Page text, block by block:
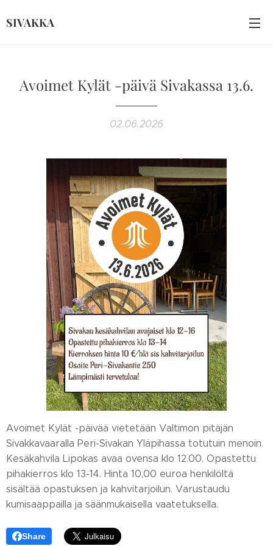
SIVAKKA
Avoimet Kylät -päivä Sivakassa 13.6.
02.06.2026
Avoimet Kylät -päivää vietetään Valtimon pitäjän
Sivakkavaaralla Peri-Sivakan Yläpihassa totutuin menoin.
Kesäkahvila Lipokas avaa ovensa klo 12.00. Opastettu
pihakierros klo 13-14. Hinta 10,00 euroa henkilöltä
sisältää opastuksen ja kahvitarjoilun. Varustaudu
kumisaappailla ja säänmukaisella vaatetuksella.
Share